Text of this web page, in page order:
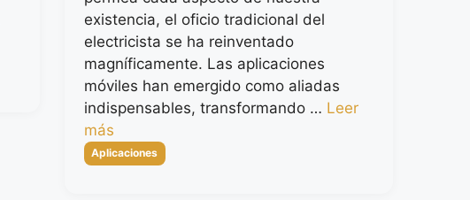
existencia, el oficio tradicional del
electricista se ha reinventado
magníficamente. Las aplicaciones
móviles han emergido como aliadas
indispensables, transformando … Leer
más
Categorías
Aplicaciones